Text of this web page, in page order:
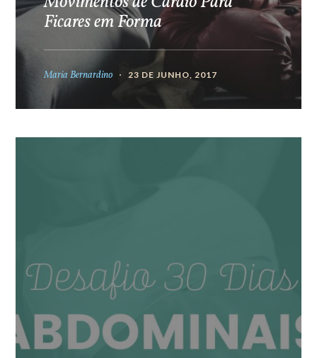
Ficares em Forma
Maria Bernardino 23 DE JUNHO, 2017